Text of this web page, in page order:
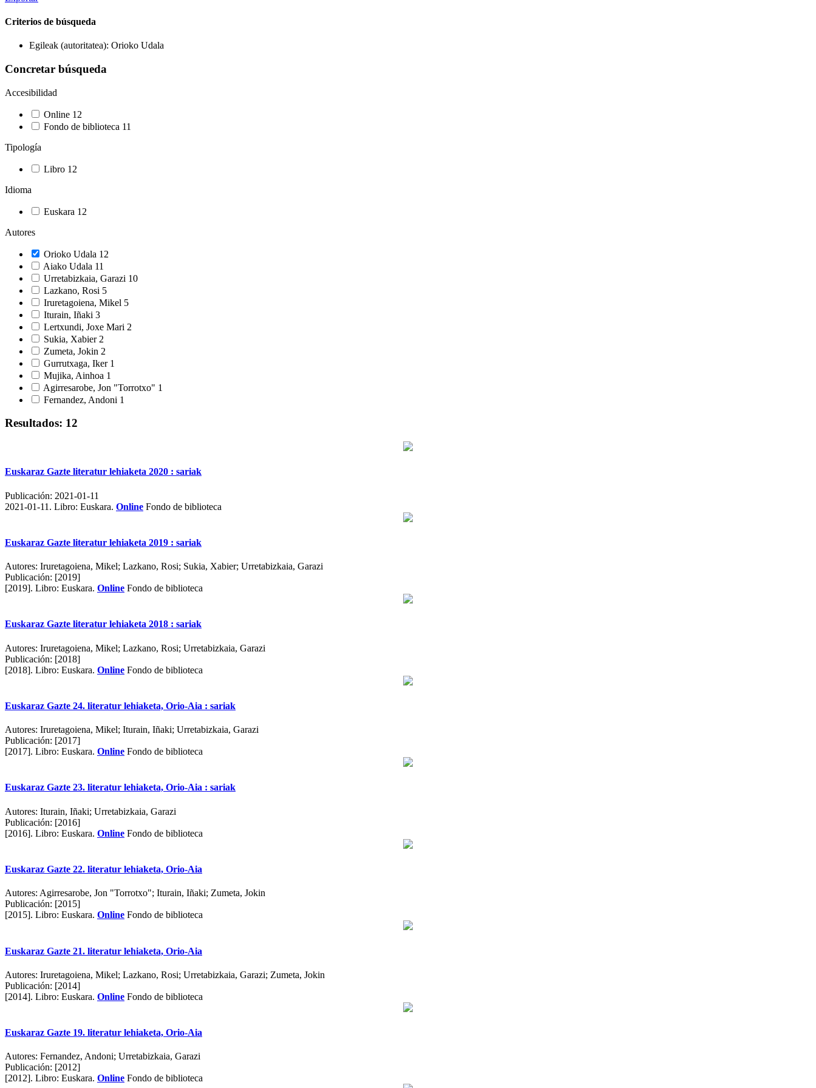
Criterios de búsqueda
Egileak (autoritatea): Orioko Udala
Concretar búsqueda
Accesibilidad
Online 12
Fondo de biblioteca 11
Tipología
Libro 12
Idioma
Euskara 12
Autores
Orioko Udala 12
Aiako Udala 11
Urretabizkaia, Garazi 10
Lazkano, Rosi 5
Iruretagoiena, Mikel 5
Iturain, Iñaki 3
Lertxundi, Joxe Mari 2
Sukia, Xabier 2
Zumeta, Jokin 2
Gurrutxaga, Iker 1
Mujika, Ainhoa 1
Agirresarobe, Jon "Torrotxo" 1
Fernandez, Andoni 1
Resultados: 12
Euskaraz Gazte literatur lehiaketa 2020 : sariak
Publicación: 2021-01-11
2021-01-11. Libro: Euskara. Online Fondo de biblioteca
Euskaraz Gazte literatur lehiaketa 2019 : sariak
Autores: Iruretagoiena, Mikel; Lazkano, Rosi; Sukia, Xabier; Urretabizkaia, Garazi
Publicación: [2019]
[2019]. Libro: Euskara. Online Fondo de biblioteca
Euskaraz Gazte literatur lehiaketa 2018 : sariak
Autores: Iruretagoiena, Mikel; Lazkano, Rosi; Urretabizkaia, Garazi
Publicación: [2018]
[2018]. Libro: Euskara. Online Fondo de biblioteca
Euskaraz Gazte 24. literatur lehiaketa, Orio-Aia : sariak
Autores: Iruretagoiena, Mikel; Iturain, Iñaki; Urretabizkaia, Garazi
Publicación: [2017]
[2017]. Libro: Euskara. Online Fondo de biblioteca
Euskaraz Gazte 23. literatur lehiaketa, Orio-Aia : sariak
Autores: Iturain, Iñaki; Urretabizkaia, Garazi
Publicación: [2016]
[2016]. Libro: Euskara. Online Fondo de biblioteca
Euskaraz Gazte 22. literatur lehiaketa, Orio-Aia
Autores: Agirresarobe, Jon "Torrotxo"; Iturain, Iñaki; Zumeta, Jokin
Publicación: [2015]
[2015]. Libro: Euskara. Online Fondo de biblioteca
Euskaraz Gazte 21. literatur lehiaketa, Orio-Aia
Autores: Iruretagoiena, Mikel; Lazkano, Rosi; Urretabizkaia, Garazi; Zumeta, Jokin
Publicación: [2014]
[2014]. Libro: Euskara. Online Fondo de biblioteca
Euskaraz Gazte 19. literatur lehiaketa, Orio-Aia
Autores: Fernandez, Andoni; Urretabizkaia, Garazi
Publicación: [2012]
[2012]. Libro: Euskara. Online Fondo de biblioteca